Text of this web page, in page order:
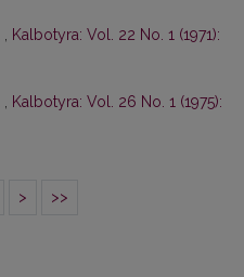
Kalbotyra: Vol. 22 No. 1 (1971):
Kalbotyra: Vol. 26 No. 1 (1975):
> >>